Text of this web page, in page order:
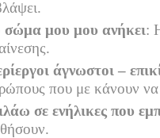
σώμα μου μου ανήκει:
άγνωστοι –
που με κάνουν
σε ενήλικες που